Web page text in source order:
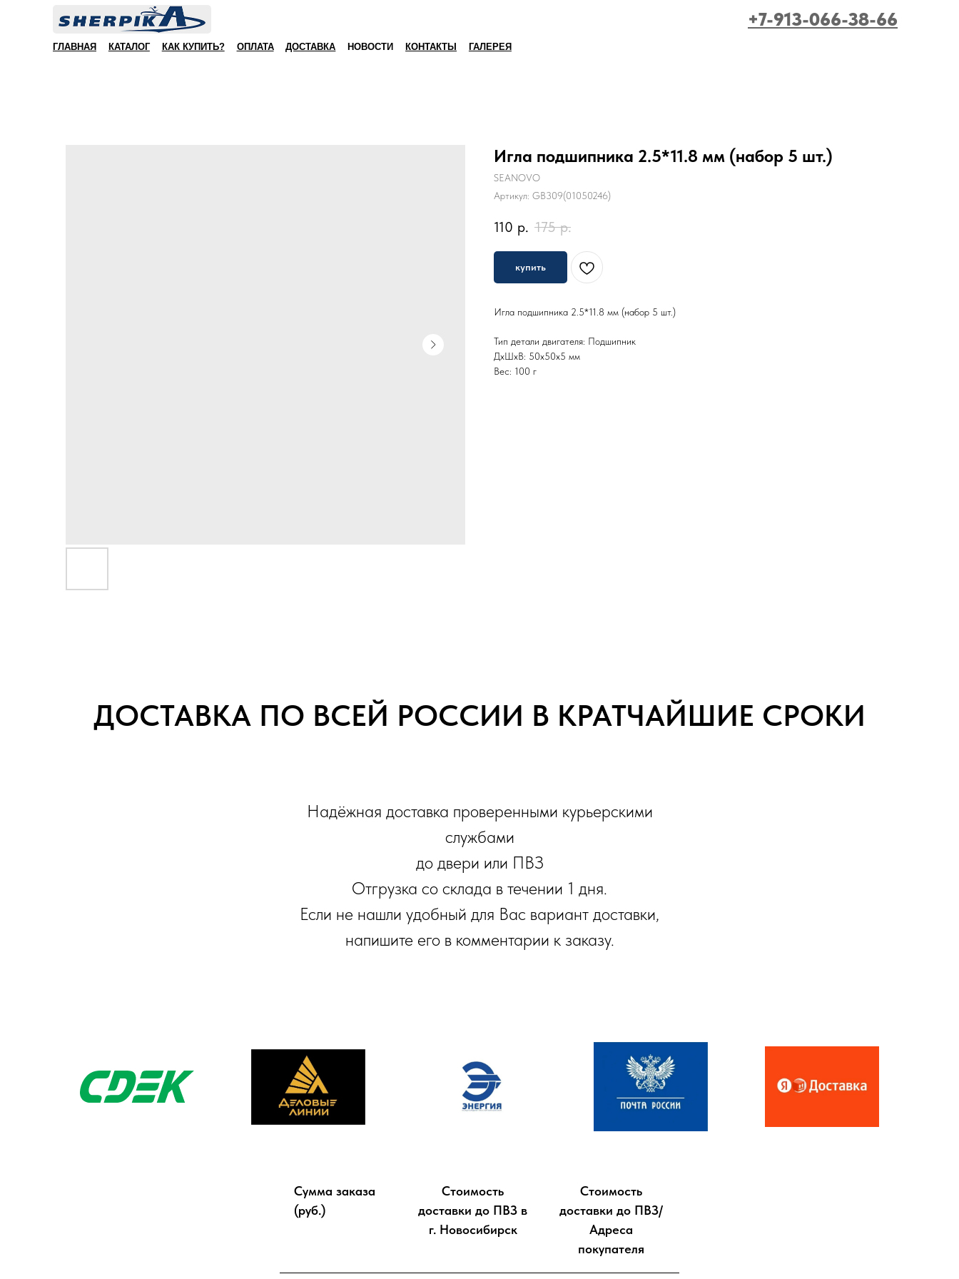
+7-913-066-38-66
ГЛАВНАЯ КАТАЛОГ КАК КУПИТЬ? ОПЛАТА ДОСТАВКА НОВОСТИ КОНТАКТЫ ГАЛЕРЕЯ
Игла подшипника 2.5*11.8 мм (набор 5 шт.)
SEANOVO
Артикул: GB309(01050246)
110 р. 175 р.
купить
Игла подшипника 2.5*11.8 мм (набор 5 шт.)
Тип детали двигателя: Подшипник
ДxШxВ: 50x50x5 мм
Вес: 100 г
ДОСТАВКА ПО ВСЕЙ РОССИИ В КРАТЧАЙШИЕ СРОКИ
Надёжная доставка проверенными курьерскими
службами
до двери или ПВЗ
Отгрузка со склада в течении 1 дня.
Если не нашли удобный для Вас вариант доставки,
напишите его в комментарии к заказу.
Сумма заказа
(руб.)
Стоимость
доставки до ПВЗ в
г. Новосибирск
Стоимость
доставки до ПВЗ/
Адреса
покупателя